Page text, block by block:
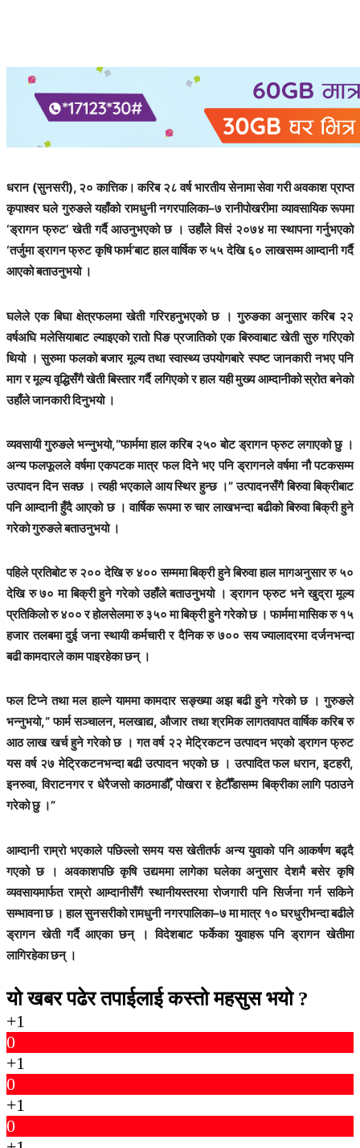
धरान (सुनसरी), २० कात्तिक। करिब २८ वर्ष भारतीय सेनामा सेवा गरी अवकाश प्राप्त
कृपाश्वर घले गुरुङले यहाँको रामधुनी नगरपालिका–७ रानीपोखरीमा व्यावसायिक रूपमा
‘ड्रागन फ्रुट’ खेती गर्दै आउनुभएको छ । उहाँले विसं २०७४ मा स्थापना गर्नुभएको
‘तर्जुमा ड्रागन फ्रुट कृषि फार्म’बाट हाल वार्षिक रु ५५ देखि ६० लाखसम्म आम्दानी गर्दै
आएको बताउनुभयो ।
घलेले एक बिघा क्षेत्रफलमा खेती गरिरहनुभएको छ । गुरुङका अनुसार करिब २२
वर्षअघि मलेसियाबाट ल्याइएको रातो पिङ प्रजातिको एक बिरुवाबाट खेती सुरु गरिएको
थियो । सुरुमा फलको बजार मूल्य तथा स्वास्थ्य उपयोगबारे स्पष्ट जानकारी नभए पनि
माग र मूल्य वृद्धिसँगै खेती बिस्तार गर्दै लगिएको र हाल यही मुख्य आम्दानीको स्रोत बनेको
उहाँले जानकारी दिनुभयो ।
व्यवसायी गुरुङले भन्नुभयो,“फार्ममा हाल करिब २५० बोट ड्रागन फ्रुट लगाएको छु ।
अन्य फलफूलले वर्षमा एकपटक मात्र फल दिने भए पनि ड्रागनले वर्षमा नौ पटकसम्म
उत्पादन दिन सक्छ । त्यही भएकाले आय स्थिर हुन्छ ।” उत्पादनसँगै बिरुवा बिक्रीबाट
पनि आम्दानी हुँदै आएको छ । वार्षिक रूपमा रु चार लाखभन्दा बढीको बिरुवा बिक्री हुने
गरेको गुरुङले बताउनुभयो ।
पहिले प्रतिबोट रु २०० देखि रु ४०० सम्ममा बिक्री हुने बिरुवा हाल मागअनुसार रु ५०
देखि रु ७० मा बिक्री हुने गरेको उहाँले बताउनुभयो । ड्रागन फ्रुट भने खुद्रा मूल्य
प्रतिकिलो रु ४०० र होलसेलमा रु ३५० मा बिक्री हुने गरेको छ । फार्ममा मासिक रु १५
हजार तलबमा दुई जना स्थायी कर्मचारी र दैनिक रु ७०० सय ज्यालादरमा दर्जनभन्दा
बढी कामदारले काम पाइरहेका छन् ।
फल टिप्ने तथा मल हाल्ने याममा कामदार सङ्ख्या अझ बढी हुने गरेको छ । गुरुङले
भन्नुभयो,“ फार्म सञ्चालन, मलखाद्य, औजार तथा श्रमिक लागतवापत वार्षिक करिब रु
आठ लाख खर्च हुने गरेको छ । गत वर्ष २२ मेट्रिकटन उत्पादन भएको ड्रागन फ्रुट
यस वर्ष २७ मेट्रिकटनभन्दा बढी उत्पादन भएको छ । उत्पादित फल धरान, इटहरी,
इनरुवा, विराटनगर र धेरैजसो काठमाडौँ, पोखरा र हेटौँडासम्म बिक्रीका लागि पठाउने
गरेको छु ।”
आम्दानी राम्रो भएकाले पछिल्लो समय यस खेतीतर्फ अन्य युवाको पनि आकर्षण बढ्दै
गएको छ । अवकाशपछि कृषि उद्यममा लागेका घलेका अनुसार देशमै बसेर कृषि
व्यवसायमार्फत राम्रो आम्दानीसँगै स्थानीयस्तरमा रोजगारी पनि सिर्जना गर्न सकिने
सम्भावना छ । हाल सुनसरीको रामधुनी नगरपालिका–७ मा मात्र १० घरधुरीभन्दा बढीले
ड्रागन खेती गर्दै आएका छन् । विदेशबाट फर्केका युवाहरू पनि ड्रागन खेतीमा
लागिरहेका छन् ।
यो खबर पढेर तपाईलाई कस्तो महसुस भयो ?
+1
0
+1
0
+1
0